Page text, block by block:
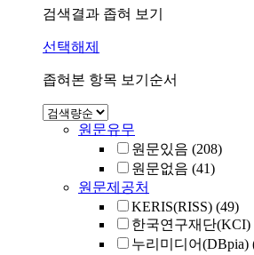
검색결과 좁혀 보기
선택해제
좁혀본 항목 보기순서
원문유무
원문있음 (208)
원문없음 (41)
원문제공처
KERIS(RISS) (49)
한국연구재단(KCI)
누리미디어(DBpia)